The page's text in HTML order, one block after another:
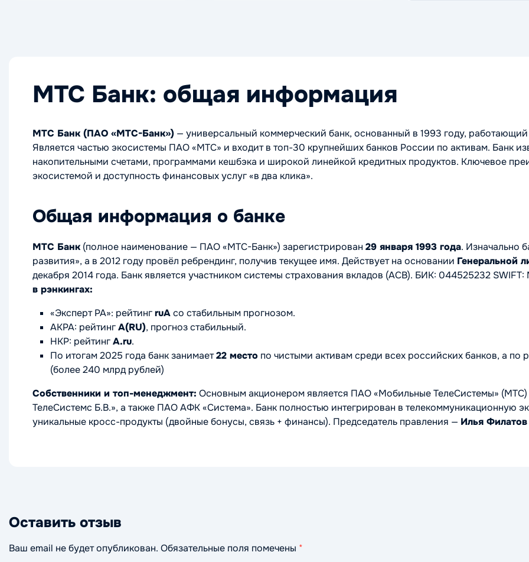
МТС Банк: общая информация
МТС Банк (ПАО «МТС-Банк») — универсальный коммерческий банк, основанный в 1993 году,
Является частью экосистемы ПАО «МТС» и входит в топ-30 крупнейших банков России по активам. Банк
накопительными счетами, программами кешбэка и широкой линейкой кредитных продуктов. Ключевое
экосистемой и доступность финансовых услуг «в два клика».
Общая информация о банке
МТС Банк (полное наименование — ПАО «МТС-Банк») зарегистрирован 29 января 1993 года. Изначально
развития», а в 2012 году провёл ребрендинг, получив текущее имя. Действует на основании Генеральной
декабря 2014 года. Банк является участником системы страхования вкладов (АСВ). БИК: 044525232 SWIFT:
в рэнкингах:
«Эксперт РА»: рейтингruAсо стабильным прогнозом.
АКРА: рейтингA(RU), прогноз стабильный.
НКР: рейтингA.ru.
По итогам 2025 года банк занимает22 место по чистыми активам среди всех российских банков, а по
(более 240 млрд рублей)
Собственники и топ-менеджмент: Основным акционером является ПАО «Мобильные ТелеСистемы»
ТелеСистемс Б.В.», а также ПАО АФК «Система». Банк полностью интегрирован в телекоммуникационную
уникальные кросс-продукты (двойные бонусы, связь + финансы). Председатель правления — Илья Филатов
Оставить отзыв
Ваш email не будет опубликован. Обязательные поля помечены *